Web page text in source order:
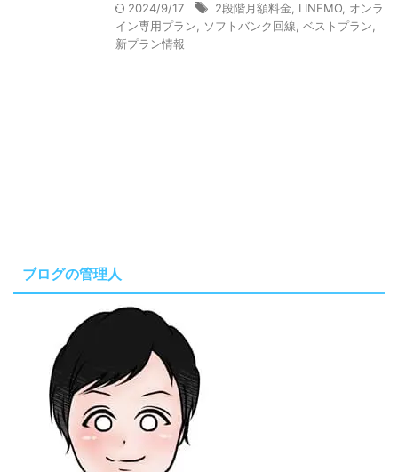
2024/9/17 2段階月額料金 LINEMO オンラ
イン専用プラン
ソフトバンク回線 ベストプラン
新プラン情報
ブログの管理人